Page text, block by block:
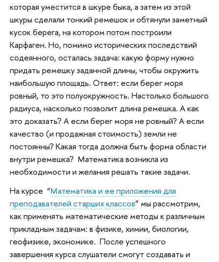
которая уместится в шкуре быка, а затем из этой
шкуры сделали тонкий ремешок и обтянули заметный
кусок берега, на котором потом построили
Карфаген. Но, помимо исторических последствий
содеянного, осталась задача: какую форму нужно
придать ремешку заданной длины, чтобы окружить
наибольшую площадь. Ответ: если берег моря
ровный, то это полуокружность. Настолько большого
радиуса, насколько позволит длина ремешка. А как
это доказать? А если берег моря не ровный? А если
качество (и продажная стоимость) земли не
постоянны? Какая тогда должна быть форма области
внутри ремешка? Математика возникла из
необходимости и желания решать такие задачи.
На курсе “Математика и ее приложения для
преподавателей старших классов” мы рассмотрим,
как применять математические методы к различным
прикладным задачам: в физике, химии, биологии,
геофизике, экономике. После успешного
завершения курса слушатели смогут создавать и